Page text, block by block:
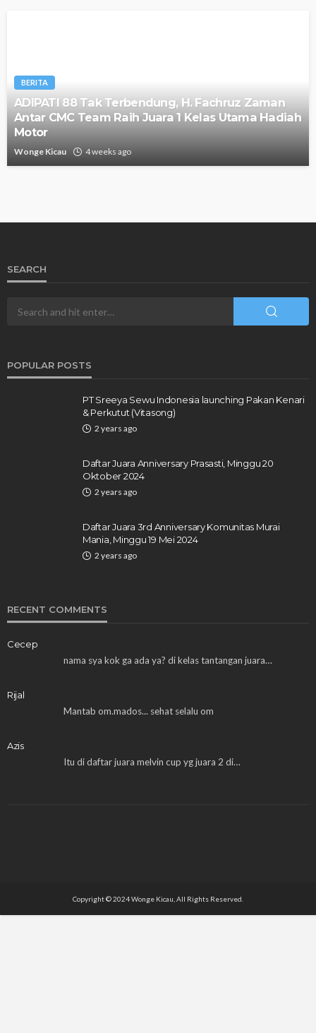
BERITA
ADIPATI 88 Tak Terbendung, H. Fachruz Zaman
Antar CMC Team Raih Juara 1 Kelas Utama Hadiah
Motor
Wonge Kicau 4 weeks ago
SEARCH
POPULAR POSTS
PT Sreeya Sewu Indonesia launching Pakan Kenari
& Perkutut (Vitasong)
2 years ago
Daftar Juara Anniversary Prasasti, Minggu 20
Oktober 2024
2 years ago
Daftar Juara 3rd Anniversary Komunitas Murai
Mania, Minggu 19 Mei 2024
2 years ago
RECENT COMMENTS
Cecep
nama sya kok ga ada ya? di kelas tantangan juara…
Rijal
Mantab om.mados... sehat selalu om
Azis
Itu di daftar juara melvin cup yg juara 2 di…
Copyright © 2024 Wonge Kicau, All Rights Reserved.